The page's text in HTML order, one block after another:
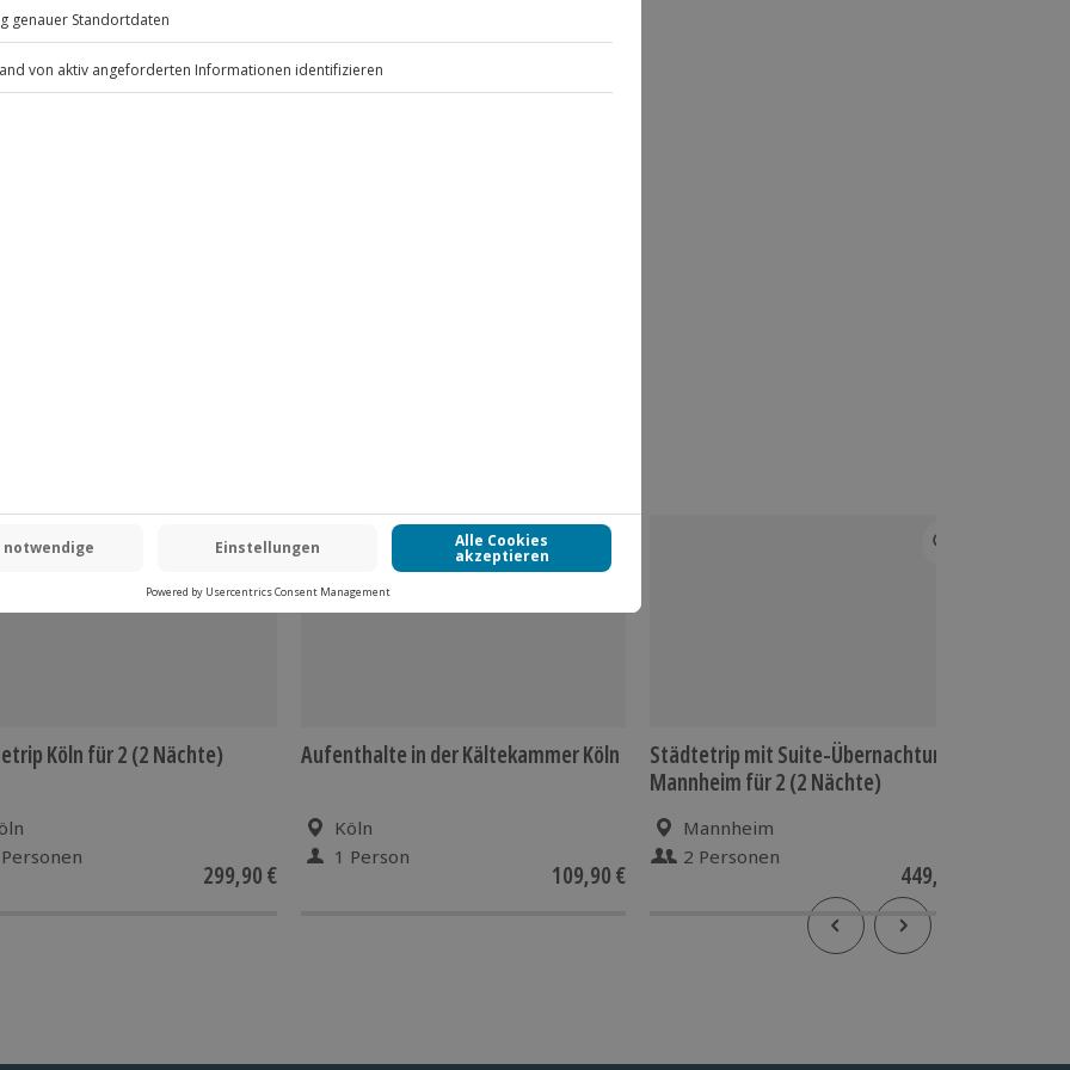
pro Person/Nacht an (die
bis 12 Jahre)
Köln für 2 (2 Nächte)
299,90 €
Aufenthalte in der Kältekammer Köln
Köln
1 Person
109,90 €
Städtetrip mit Suite-Übernachtung
Mannheim für 2 (2 Nächte)
Mannheim
2 Personen
449,90 €